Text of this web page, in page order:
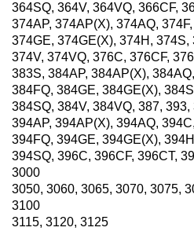
364SQ, 364V, 364VQ, 366CF,
374AP, 374AP(X), 374AQ,
374GE, 374GE(X), 374H, 374S,
374V, 374VQ, 376C, 376CF,
383S, 384AP, 384AP(X),
384FQ, 384GE, 384GE(X),
384SQ, 384V, 384VQ, 387,
394AP, 394AP(X), 394AQ,
394FQ, 394GE, 394GE(X),
394SQ, 396C, 396CF, 396CT,
3000
3050, 3060, 3065, 3070, 3075,
3100
3115, 3120, 3125